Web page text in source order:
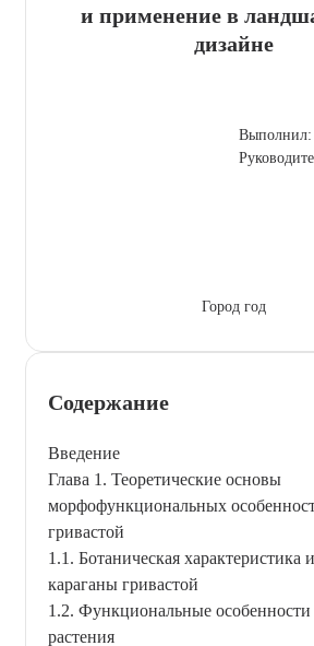
и применение в
дизайне
Город год
Содержание
Введение
Глава 1. Теоретические основы
морфофункциональных
гривастой
1.1. Ботаническая характеристика
караганы гривастой
1.2. Функциональные особенности
растения